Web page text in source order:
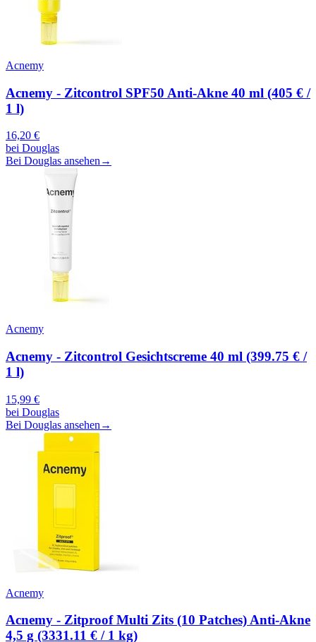
Acnemy
Acnemy - Zitcontrol SPF50 Anti-Akne 40 ml (405 € /
1 l)
16,20 €
bei Douglas
Bei Douglas ansehen →
Acnemy
Acnemy - Zitcontrol Gesichtscreme 40 ml (399.75 € /
1 l)
15,99 €
bei Douglas
Bei Douglas ansehen →
Acnemy
Acnemy - Zitproof Multi Zits (10 Patches) Anti-Akne
4,5 g (3331.11 € / 1 kg)